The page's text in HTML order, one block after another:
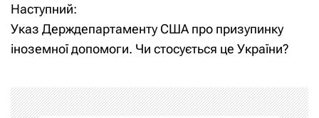
в
і
а
Наступний:
Указ Держдепартаменту США про призупинку
іноземної допомоги. Чи стосується це України?